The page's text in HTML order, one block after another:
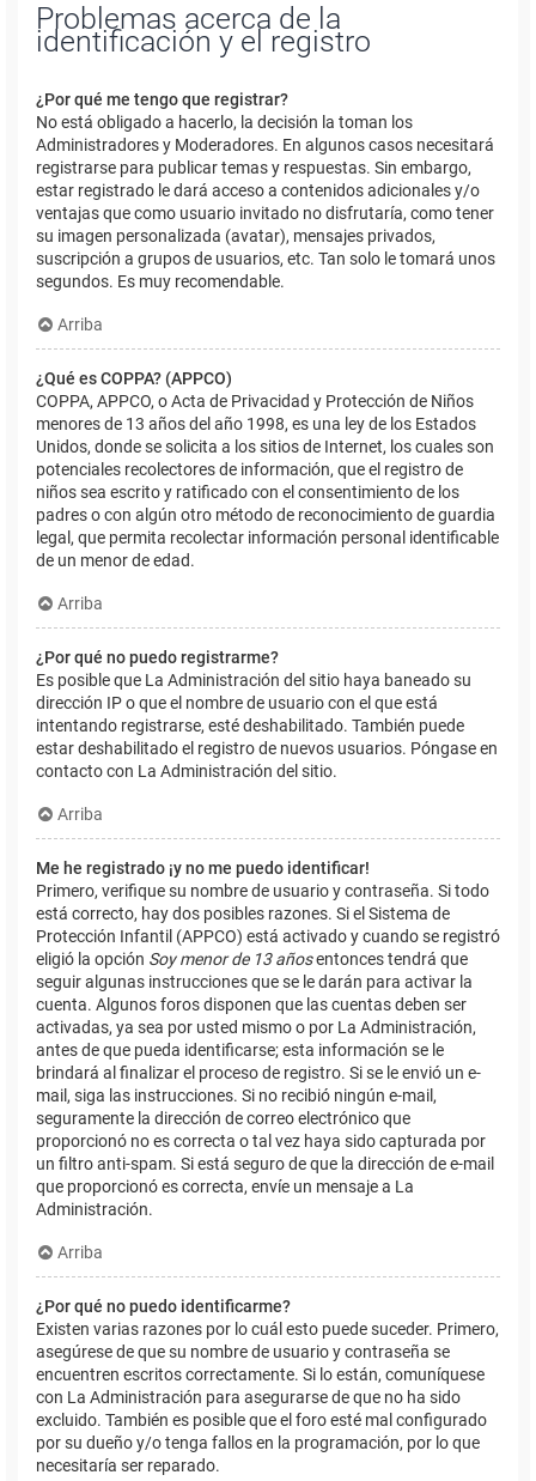
Problemas acerca de la
identificación y el registro
¿Por qué me tengo que registrar?
No está obligado a hacerlo, la decisión la toman los
Administradores y Moderadores. En algunos casos necesitará
registrarse para publicar temas y respuestas. Sin embargo,
estar registrado le dará acceso a contenidos adicionales y/o
ventajas que como usuario invitado no disfrutaría, como tener
su imagen personalizada (avatar), mensajes privados,
suscripción a grupos de usuarios, etc. Tan solo le tomará unos
segundos. Es muy recomendable.
Arriba
¿Qué es COPPA? (APPCO)
COPPA, APPCO, o Acta de Privacidad y Protección de Niños
menores de 13 años del año 1998, es una ley de los Estados
Unidos, donde se solicita a los sitios de Internet, los cuales son
potenciales recolectores de información, que el registro de
niños sea escrito y ratificado con el consentimiento de los
padres o con algún otro método de reconocimiento de guardia
legal, que permita recolectar información personal identificable
de un menor de edad.
Arriba
¿Por qué no puedo registrarme?
Es posible que La Administración del sitio haya baneado su
dirección IP o que el nombre de usuario con el que está
intentando registrarse, esté deshabilitado. También puede
estar deshabilitado el registro de nuevos usuarios. Póngase en
contacto con La Administración del sitio.
Arriba
Me he registrado ¡y no me puedo identificar!
Primero, verifique su nombre de usuario y contraseña. Si todo
está correcto, hay dos posibles razones. Si el Sistema de
Protección Infantil (APPCO) está activado y cuando se registró
eligió la opción Soy menor de 13 añosentonces tendrá que
seguir algunas instrucciones que se le darán para activar la
cuenta. Algunos foros disponen que las cuentas deben ser
activadas, ya sea por usted mismo o por La Administración,
antes de que pueda identificarse; esta información se le
brindará al finalizar el proceso de registro. Si se le envió un e-
mail, siga las instrucciones. Si no recibió ningún e-mail,
seguramente la dirección de correo electrónico que
proporcionó no es correcta o tal vez haya sido capturada por
un filtro anti-spam. Si está seguro de que la dirección de e-mail
que proporcionó es correcta, envíe un mensaje a La
Administración.
Arriba
¿Por qué no puedo identificarme?
Existen varias razones por lo cuál esto puede suceder. Primero,
asegúrese de que su nombre de usuario y contraseña se
encuentren escritos correctamente. Si lo están, comuníquese
con La Administración para asegurarse de que no ha sido
excluido. También es posible que el foro esté mal configurado
por su dueño y/o tenga fallos en la programación, por lo que
necesitaría ser reparado.